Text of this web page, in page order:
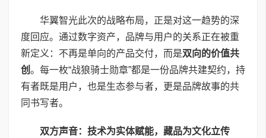
华翼智光此次的战略布局，正是对这一趋势的深
度回应。通过数字资产，品牌与用户的关系正在被重
新定义：不再是单向的产品交付，而是双向的价值共
创 。每一枚“战狼骑士勋章”都是一份品牌共建契约，持
有者既是用户，也是生态参与者，更是品牌故事的共
同书写者。
双方声音：技术为实体赋能，藏品为文化立传